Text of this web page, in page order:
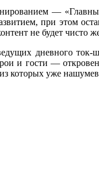
—
при этом
не будет чисто
дневного
и гости —
которых уже